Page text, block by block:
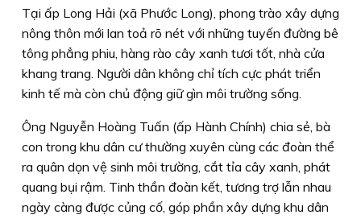
Tại ấp Long Hải (xã Phước Long), phong trào xây dựng
nông thôn mới lan toả rõ nét với những tuyến đường bê
tông phẳng phiu, hàng rào cây xanh tươi tốt, nhà cửa
khang trang. Người dân không chỉ tích cực phát triển
kinh tế mà còn chủ động giữ gìn môi trường sống.
Ông Nguyễn Hoàng Tuấn (ấp Hành Chính) chia sẻ, bà
con trong khu dân cư thường xuyên cùng các đoàn thể
ra quân dọn vệ sinh môi trường, cắt tỉa cây xanh, phát
quang bụi rậm. Tinh thần đoàn kết, tương trợ lẫn nhau
ngày càng được củng cố, góp phần xây dựng khu dân